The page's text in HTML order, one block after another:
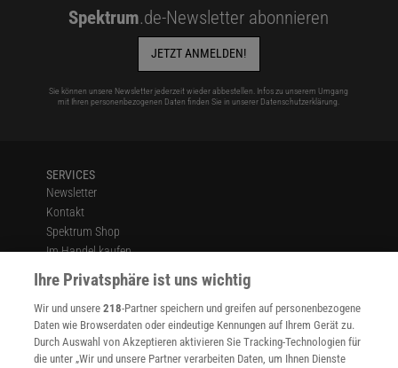
Spektrum.de-Newsletter abonnieren
JETZT ANMELDEN!
Sie können unsere Newsletter jederzeit wieder abbestellen. Infos zu unserem Umgang
mit Ihren personenbezogenen Daten finden Sie in unserer Datenschutzerklärung.
SERVICES
Newsletter
Kontakt
Spektrum Shop
Im Handel kaufen
Presse
Verträge kündigen
Widerruf
INFO
Mediadaten
Ihre Privatsphäre ist uns wichtig
Wir und unsere218-Partner speichern und greifen auf personenbezogene
Daten wie Browserdaten oder eindeutige Kennungen auf Ihrem Gerät zu.
Durch Auswahl von Akzeptieren aktivieren Sie Tracking-Technologien für
die unter „Wir und unsere Partner verarbeiten Daten, um Ihnen Dienste